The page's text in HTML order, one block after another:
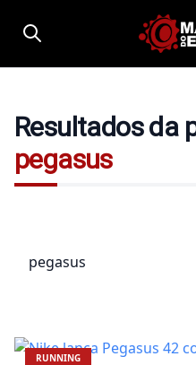
Resultados da
pegasus
RUNNING